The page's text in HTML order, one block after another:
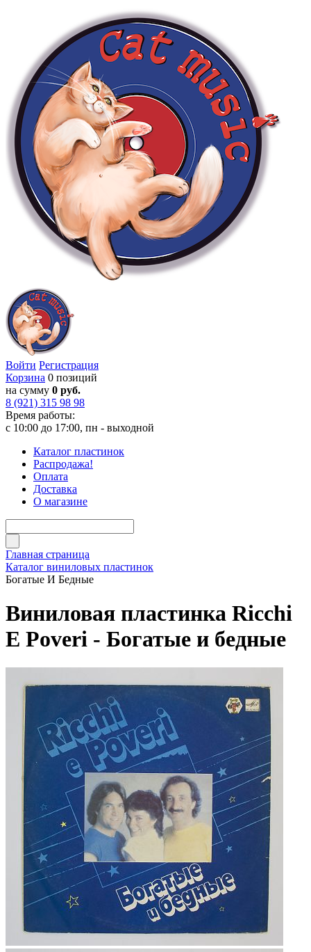
Войти Регистрация
Корзина 0 позиций
на сумму 0 руб.
8 (921) 315 98 98
Время работы:
с 10:00 до 17:00, пн - выходной
Каталог пластинок
Распродажа!
Оплата
Доставка
О магазине
Главная страница
Каталог виниловых пластинок
Богатые И Бедные
Виниловая пластинка Ricchi
E Poveri - Богатые и бедные